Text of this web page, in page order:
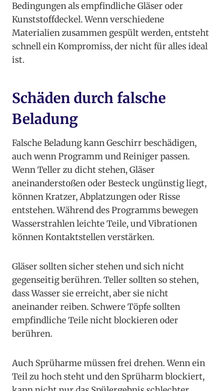
Bedingungen als empfindliche Gläser oder
Kunststoffdeckel. Wenn verschiedene
Materialien zusammen gespült werden, entsteht
schnell ein Kompromiss, der nicht für alles ideal
ist.
Schäden durch falsche
Beladung
Falsche Beladung kann Geschirr beschädigen,
auch wenn Programm und Reiniger passen.
Wenn Teller zu dicht stehen, Gläser
aneinanderstoßen oder Besteck ungünstig liegt,
können Kratzer, Abplatzungen oder Risse
entstehen. Während des Programms bewegen
Wasserstrahlen leichte Teile, und Vibrationen
können Kontaktstellen verstärken.
Gläser sollten sicher stehen und sich nicht
gegenseitig berühren. Teller sollten so stehen,
dass Wasser sie erreicht, aber sie nicht
aneinander reiben. Schwere Töpfe sollten
empfindliche Teile nicht blockieren oder
berühren.
Auch Sprüharme müssen frei drehen. Wenn ein
Teil zu hoch steht und den Sprüharm blockiert,